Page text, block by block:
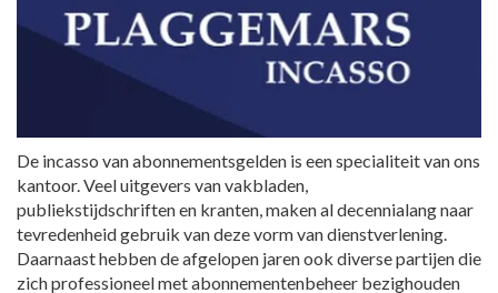
De incasso van abonnementsgelden is een specialiteit van ons
kantoor. Veel uitgevers van vakbladen,
publiekstijdschriften en kranten, maken al decennialang naar
tevredenheid gebruik van deze vorm van dienstverlening.
Daarnaast hebben de afgelopen jaren ook diverse partijen die
zich professioneel met abonnementenbeheer bezighouden